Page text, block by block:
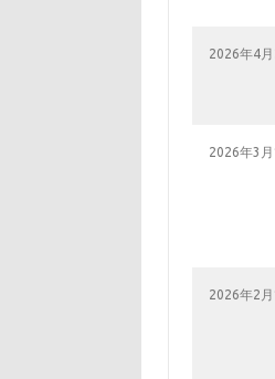
2026年4
2026年3
2026年2